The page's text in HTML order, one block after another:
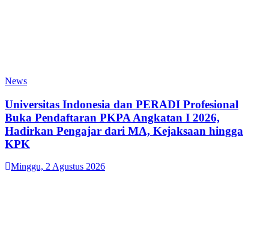
News
Universitas Indonesia dan PERADI Profesional
Buka Pendaftaran PKPA Angkatan I 2026,
Hadirkan Pengajar dari MA, Kejaksaan hingga
KPK
Minggu, 2 Agustus 2026